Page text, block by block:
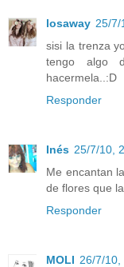
losaway 25/7/
sisi la trenza
tengo algo
hacermela..:D
Responder
Inés 25/7/10,
Me encantan
de flores que
Responder
MOLI 26/7/10,